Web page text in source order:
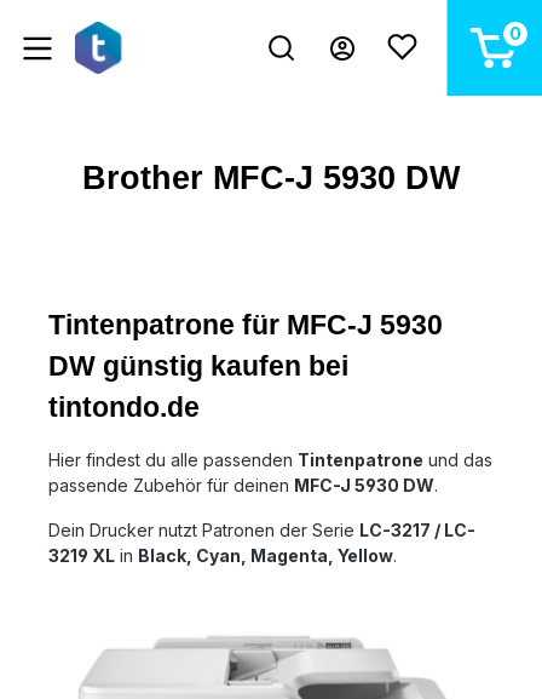
springen 0
Brother MFC-J 5930 DW
Tintenpatrone für MFC-J 5930
DW günstig kaufen bei
tintondo.de
Hier findest du alle passenden Tintenpatrone und das
passende Zubehör für deinen MFC-J 5930 DW.
Dein Drucker nutzt Patronen der Serie LC-3217 / LC-
3219 XL in Black, Cyan, Magenta, Yellow.